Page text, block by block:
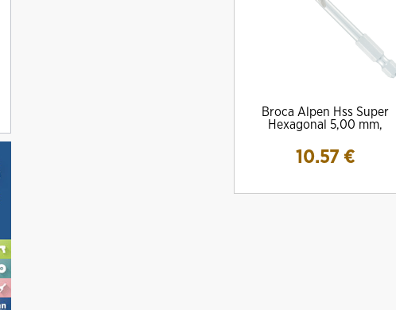
Broca Alpen Hss Super
Hexagonal 5,00 mm,
10.57 €